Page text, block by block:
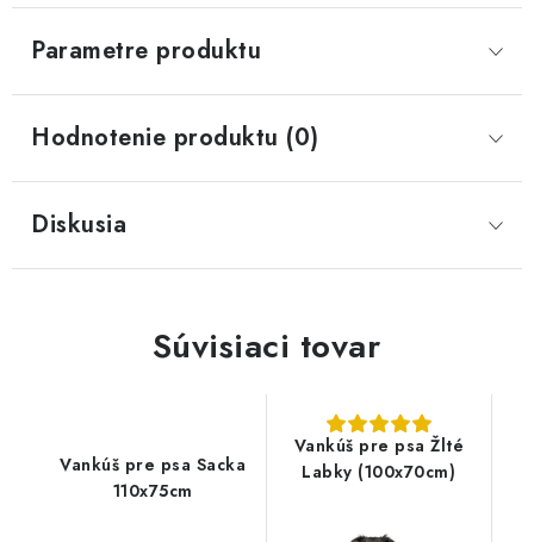
Parametre produktu
Hodnotenie produktu (0)
Diskusia
Súvisiaci tovar
Vankúš pre psa Sacka
110x75cm
Vankúš pre psa Žlté
Labky (100x70cm)